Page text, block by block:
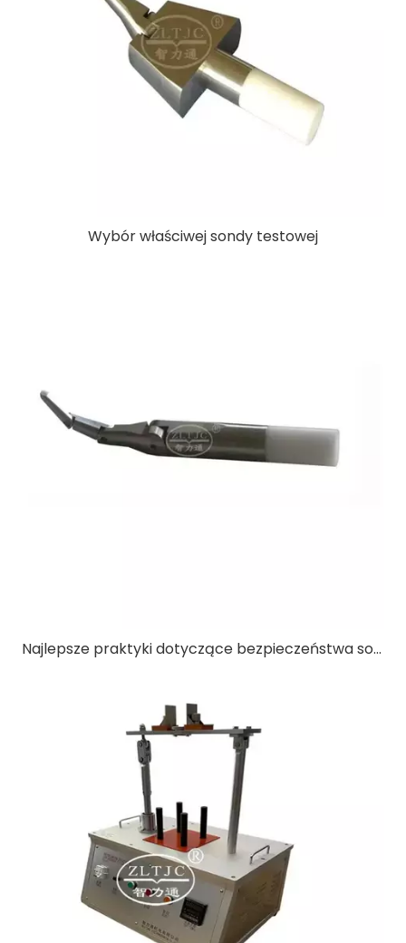
Wybór właściwej sondy testowej
Najlepsze praktyki dotyczące bezpieczeństwa sond testowych